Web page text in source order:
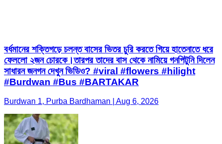
বর্ধমানের শক্তিগড়ে চলন্ত বাসের ভিতর চুরি করতে গিয়ে হাতেনাতে ধরে
ফেললো ২জন চোরকে।তারপর তাদের বাস থেকে নামিয়ে গনপিটুনি দিলেন
সাধারন জনগন দেখুন ভিডিও? #viral #flowers #hilight
#Burdwan #Bus #BARTAKAR
Burdwan 1, Purba Bardhaman | Aug 6, 2026